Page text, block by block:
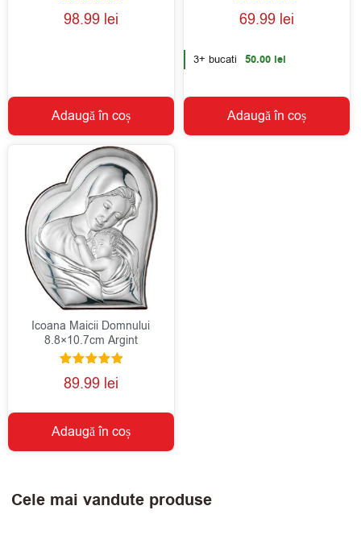
Evaluat la
5.00
98.99 lei
Adaugă în coș
Evaluat la
5.00
69.99 lei
3+ bucati 50.00 lei
Adaugă în coș
Icoana Maicii Domnului
8.8×10.7cm Argint
Evaluat la
5.00
89.99 lei
Adaugă în coș
Cele mai vandute produse